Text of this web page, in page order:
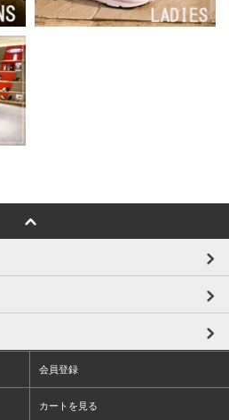
会員登録
カートを見る